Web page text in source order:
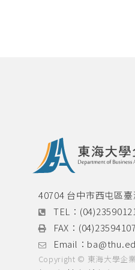
40704 台中市西屯區
TEL：
FAX： (04)23594107
Email：
Copyright © 東海大學企